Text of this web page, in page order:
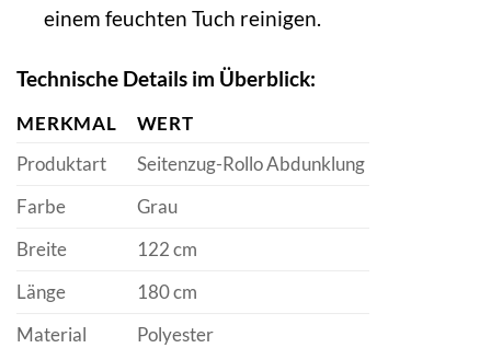
einem feuchten Tuch reinigen.
Technische Details im Überblick:
MERKMAL
WERT
Produktart
Seitenzug-Rollo Abdunklung
Farbe
Grau
Breite
122 cm
Länge
180 cm
Material
Polyester